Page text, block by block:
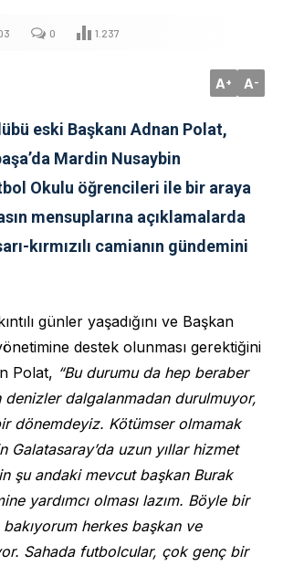
0 1.237
A+ A-
eski Başkanı Adnan Polat,
Mardin Nusaybin
Okulu öğrencileri ile bir araya
mensuplarına açıklamalarda
kırmızılı camianın gündemini
günler yaşadığını ve Başkan
destek olunması gerektiğini
Polat, “Bu durumu da hep beraber
denizler dalgalanmadan durulmuyor,
dönemdeyiz. Kötümser olmamak
Galatasaray’da uzun yıllar hizmet
şu andaki mevcut başkan Burak
yardımcı olması lazım. Böyle bir
bakıyorum herkes başkan ve
Sahada futbolcular, çok genç bir